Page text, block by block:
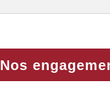
Nos